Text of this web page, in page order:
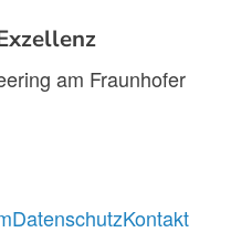
am Fraunhofer
DatenschutzKontakt